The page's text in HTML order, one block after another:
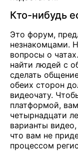
Кто-нибудь
Это форум,
незнакомцами.
вопросы о
найти людей с
сделать
обеих сторон
видеочату.
платформой,
четырнадцати
варианты
что вам не
процессом